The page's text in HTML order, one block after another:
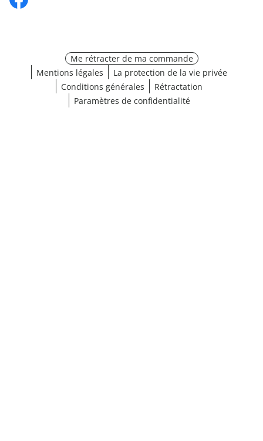
Me rétracter de ma commande
Mentions légales
La protection de la vie privée
Conditions générales
Rétractation
Paramètres de confidentialité